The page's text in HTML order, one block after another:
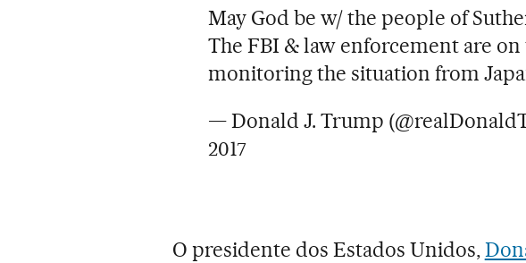
May God be w/ the people of
The FBI & law enforcement are on
monitoring the situation from
— Donald J. Trump
2017
O presidente dos Estados Unidos,